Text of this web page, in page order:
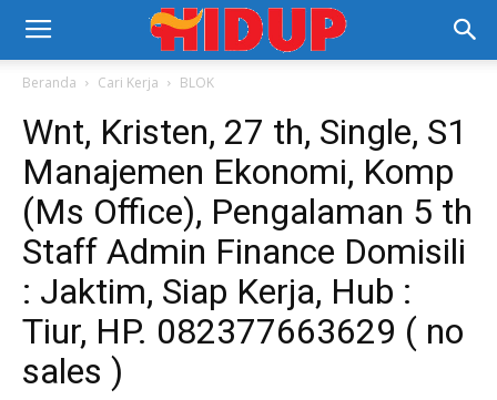
Beranda Cari Kerja BLOK
Wnt, Kristen, 27 th, Single, S1
Manajemen Ekonomi, Komp
(Ms Office), Pengalaman 5 th
Staff Admin Finance Domisili
: Jaktim, Siap Kerja, Hub :
Tiur, HP. 082377663629 ( no
sales )